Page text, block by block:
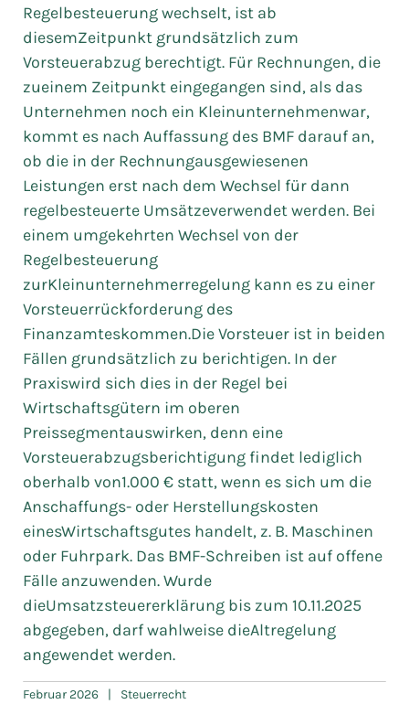
Regelbesteuerung wechselt, ist ab
diesemZeitpunkt grundsätzlich zum
Vorsteuerabzug berechtigt. Für Rechnungen, die
zueinem Zeitpunkt eingegangen sind, als das
Unternehmen noch ein Kleinunternehmenwar,
kommt es nach Auffassung des BMF darauf an,
ob die in der Rechnungausgewiesenen
Leistungen erst nach dem Wechsel für dann
regelbesteuerte Umsätzeverwendet werden. Bei
einem umgekehrten Wechsel von der
Regelbesteuerung
zurKleinunternehmerregelung kann es zu einer
Vorsteuerrückforderung des
Finanzamteskommen.Die Vorsteuer ist in beiden
Fällen grundsätzlich zu berichtigen. In der
Praxiswird sich dies in der Regel bei
Wirtschaftsgütern im oberen
Preissegmentauswirken, denn eine
Vorsteuerabzugsberichtigung findet lediglich
oberhalb von1.000 € statt, wenn es sich um die
Anschaffungs- oder Herstellungskosten
einesWirtschaftsgutes handelt, z. B. Maschinen
oder Fuhrpark. Das BMF-Schreiben ist auf offene
Fälle anzuwenden. Wurde
dieUmsatzsteuererklärung bis zum 10.11.2025
abgegeben, darf wahlweise dieAltregelung
angewendet werden.
Februar 2026 | Steuerrecht